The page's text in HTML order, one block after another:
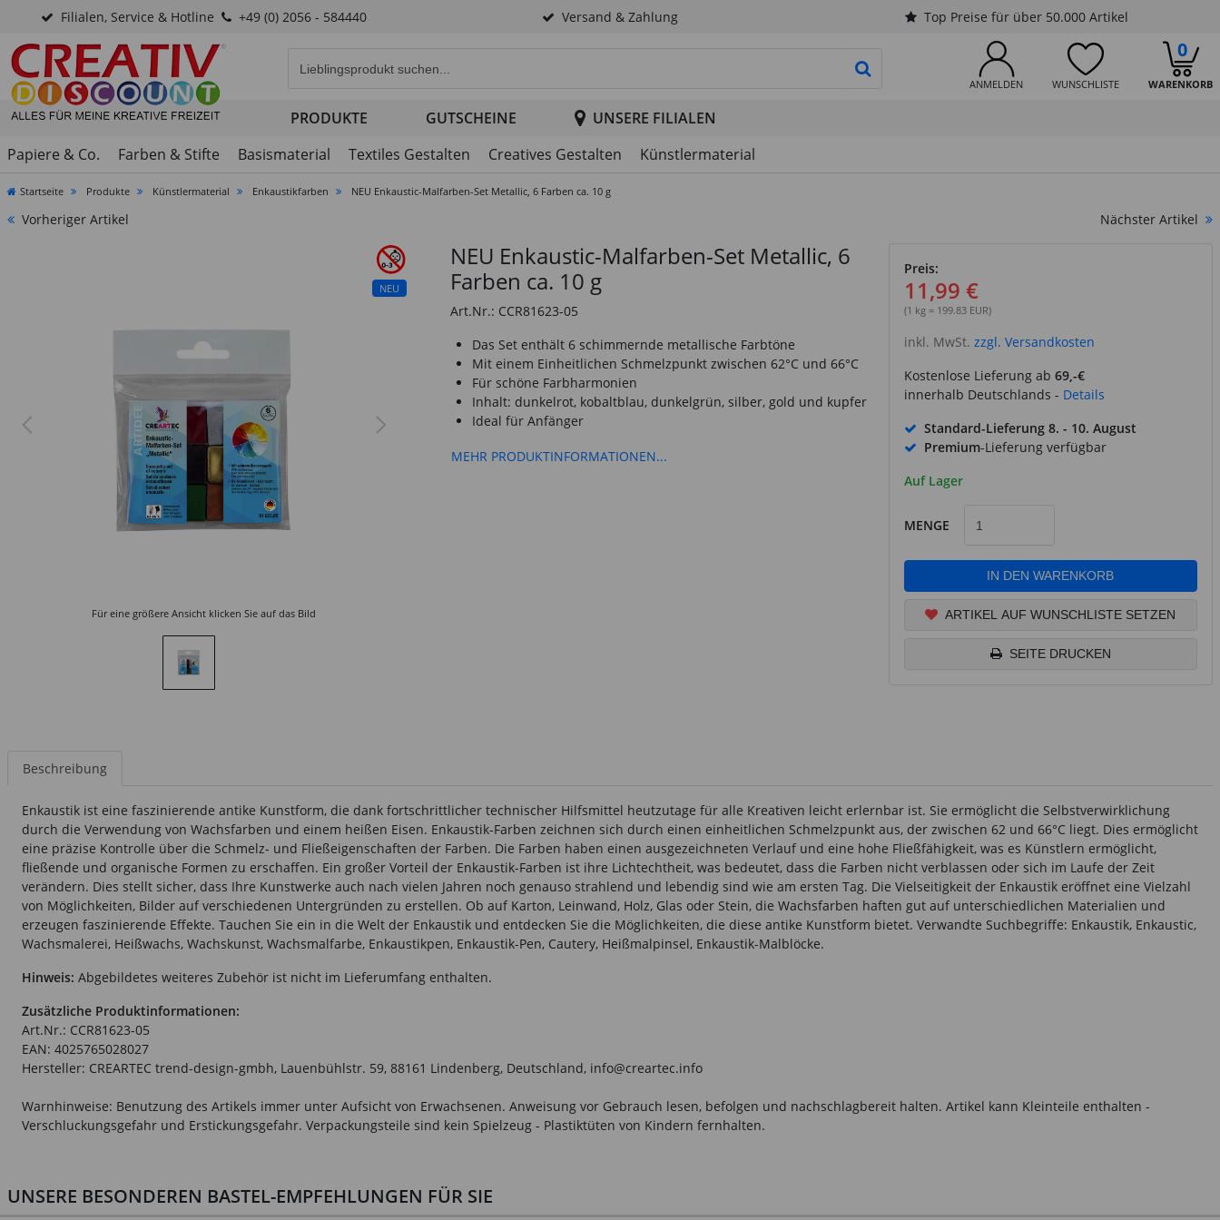
Filialen, Service & Hotline +49 (0) 2056 - 584440 Versand & Zahlung Top Preise für über 50.000 Artikel
ANMELDEN WUNSCHLISTE WARENKORB
0
PRODUKTSUCHE STARTEN
PRODUKTE GUTSCHEINE
UNSERE FILIALEN
Papiere & Co.
Farben & Stifte Basismaterial Textiles Gestalten Creatives Gestalten Künstlermaterial
Startseite Produkte Künstlermaterial Enkaustikfarben NEU Enkaustic-Malfarben-Set Metallic, 6 Farben ca. 10 g
Vorheriger Artikel Nächster Artikel
NEU
Für eine größere Ansicht klicken Sie auf das Bild
NEU Enkaustic-Malfarben-Set Metallic, 6
Farben ca. 10 g
Art.Nr.: CCR81623-05
Das Set enthält 6 schimmernde metallische Farbtöne
Mit einem Einheitlichen Schmelzpunkt zwischen 62°C und 66°C
Für schöne Farbharmonien
Inhalt: dunkelrot, kobaltblau, dunkelgrün, silber, gold und kupfer
Ideal für Anfänger
MEHR PRODUKTINFORMATIONEN...
Preis:
11,99 €
(1 kg = 199.83 EUR)
inkl. MwSt. zzgl. Versandkosten
Kostenlose Lieferung ab 69,-€
innerhalb Deutschlands - Details
Standard-Lieferung 8. - 10. August
Premium-Lieferung verfügbar
Auf Lager
MENGE
IN DEN WARENKORB
ARTIKEL AUF WUNSCHLISTE SETZEN
SEITE DRUCKEN
Beschreibung
Enkaustik ist eine faszinierende antike Kunstform, die dank fortschrittlicher technischer Hilfsmittel heutzutage für alle Kreativen leicht erlernbar ist. Sie ermöglicht die Selbstverwirklichung
durch die Verwendung von Wachsfarben und einem heißen Eisen. Enkaustik-Farben zeichnen sich durch einen einheitlichen Schmelzpunkt aus, der zwischen 62 und 66°C liegt. Dies ermöglicht
eine präzise Kontrolle über die Schmelz- und Fließeigenschaften der Farben. Die Farben haben einen ausgezeichneten Verlauf und eine hohe Fließfähigkeit, was es Künstlern ermöglicht,
fließende und organische Formen zu erschaffen. Ein großer Vorteil der Enkaustik-Farben ist ihre Lichtechtheit, was bedeutet, dass die Farben nicht verblassen oder sich im Laufe der Zeit
verändern. Dies stellt sicher, dass Ihre Kunstwerke auch nach vielen Jahren noch genauso strahlend und lebendig sind wie am ersten Tag. Die Vielseitigkeit der Enkaustik eröffnet eine Vielzahl
von Möglichkeiten, Bilder auf verschiedenen Untergründen zu erstellen. Ob auf Karton, Leinwand, Holz, Glas oder Stein, die Wachsfarben haften gut auf unterschiedlichen Materialien und
erzeugen faszinierende Effekte. Tauchen Sie ein in die Welt der Enkaustik und entdecken Sie die Möglichkeiten, die diese antike Kunstform bietet. Verwandte Suchbegriffe: Enkaustik, Enkaustic,
Wachsmalerei, Heißwachs, Wachskunst, Wachsmalfarbe, Enkaustikpen, Enkaustik-Pen, Cautery, Heißmalpinsel, Enkaustik-Malblöcke.
Hinweis: Abgebildetes weiteres Zubehör ist nicht im Lieferumfang enthalten.
Zusätzliche Produktinformationen:
Art.Nr.: CCR81623-05
EAN: 4025765028027
Hersteller: CREARTEC trend-design-gmbh, Lauenbühlstr. 59, 88161 Lindenberg, Deutschland, info@creartec.info
Warnhinweise: Benutzung des Artikels immer unter Aufsicht von Erwachsenen. Anweisung vor Gebrauch lesen, befolgen und nachschlagbereit halten. Artikel kann Kleinteile enthalten -
Verschluckungsgefahr und Erstickungsgefahr. Verpackungsteile sind kein Spielzeug - Plastiktüten von Kindern fernhalten.
UNSERE BESONDEREN BASTEL-EMPFEHLUNGEN FÜR SIE